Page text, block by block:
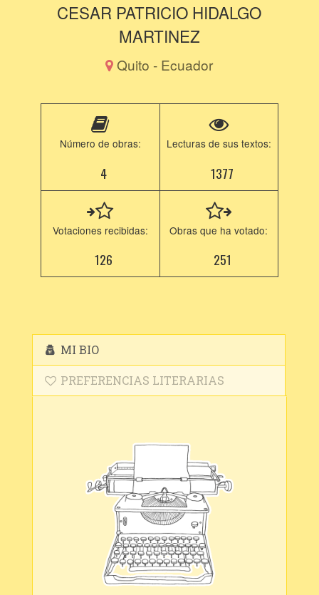
CESAR PATRICIO HIDALGO
MARTINEZ
Quito - Ecuador
Número de obras:
4
Lecturas de sus textos:
1377
Votaciones recibidas:
126
Obras que ha votado:
251
MI BIO
PREFERENCIAS LITERARIAS